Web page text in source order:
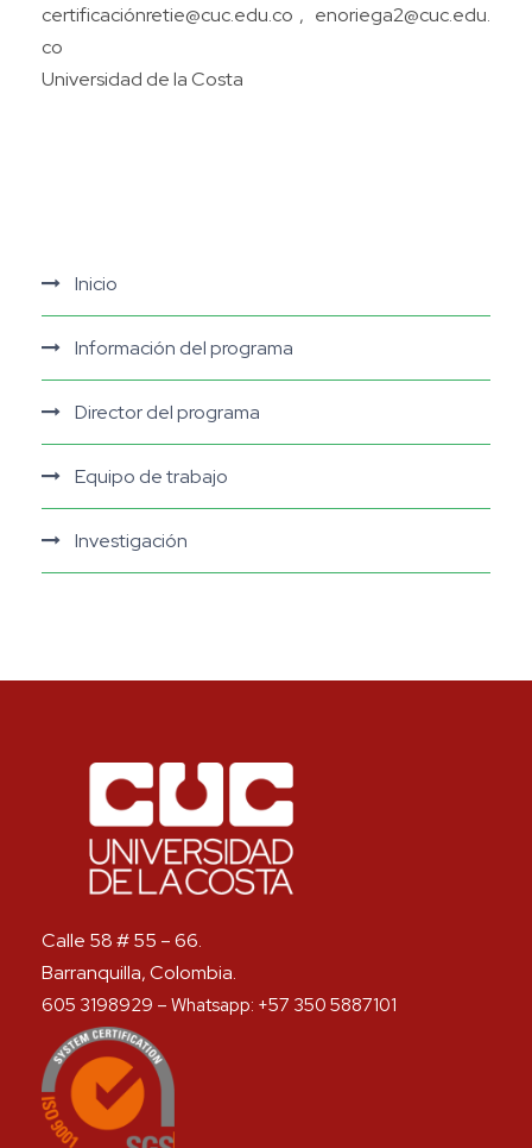
certificaciónretie@cuc.edu.co , enoriega2@cuc.edu.
co
Universidad de la Costa
Inicio
Información del programa
Director del programa
Equipo de trabajo
Investigación
Calle 58 # 55 – 66.
Barranquilla, Colombia.
605 3198929 – Whatsapp: +57 350 5887101